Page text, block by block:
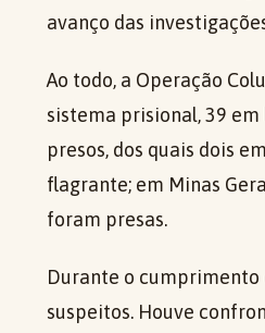
avanço das
Ao todo, a Operação
sistema prisional, 39
presos, dos quais dois
flagrante; em Minas
foram presas.
Durante o cumprimento
suspeitos. Houve